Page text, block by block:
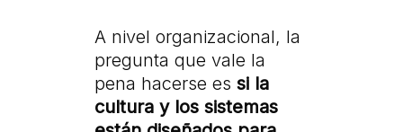
A nivel organizacional, la
pregunta que vale la
pena hacerse es si la
cultura y los sistemas